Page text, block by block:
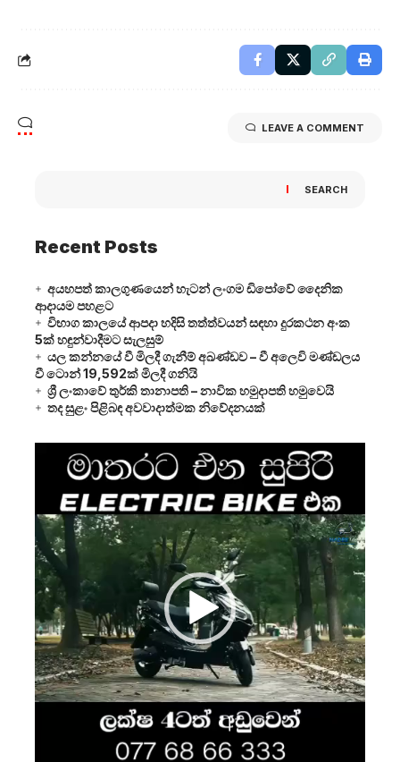
LEAVE A COMMENT
SEARCH
Recent Posts
අයහපත් කාලගුණයෙන් හැටන් ලංගම ඩිපෝවේ දෛනික
ආදායම පහළට
විභාග කාලයේ ආපදා හදිසි තත්ත්වයන් සඳහා දුරකථන අංක
5ක් හඳුන්වාදීමට සැලසුම්
යල කන්නයේ වී මිලදී ගැනීම් අඛණ්ඩව – වී අලෙවි මණ්ඩලය
වී ටොන් 19,592ක් මිලදී ගනියි
ශ්‍රී ලංකාවේ තුර්කි තානාපති – නාවික හමුදාපති හමුවෙයි
තද සුළං පිළිබඳ අවවාදාත්මක නිවේදනයක්
Player